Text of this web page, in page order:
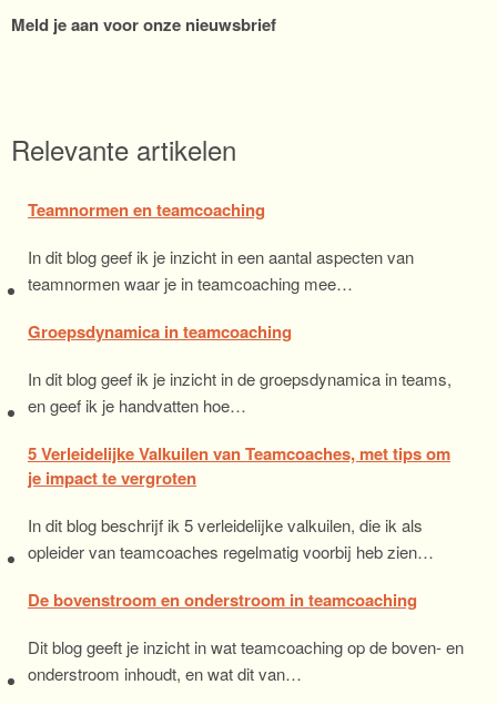
Meld je aan voor onze nieuwsbrief
Relevante artikelen
Teamnormen en teamcoaching
In dit blog geef ik je inzicht in een aantal aspecten van
teamnormen waar je in teamcoaching mee…
Groepsdynamica in teamcoaching
In dit blog geef ik je inzicht in de groepsdynamica in teams,
en geef ik je handvatten hoe…
5 Verleidelijke Valkuilen van Teamcoaches, met tips om
je impact te vergroten
In dit blog beschrijf ik 5 verleidelijke valkuilen, die ik als
opleider van teamcoaches regelmatig voorbij heb zien…
De bovenstroom en onderstroom in teamcoaching
Dit blog geeft je inzicht in wat teamcoaching op de boven- en
onderstroom inhoudt, en wat dit van…